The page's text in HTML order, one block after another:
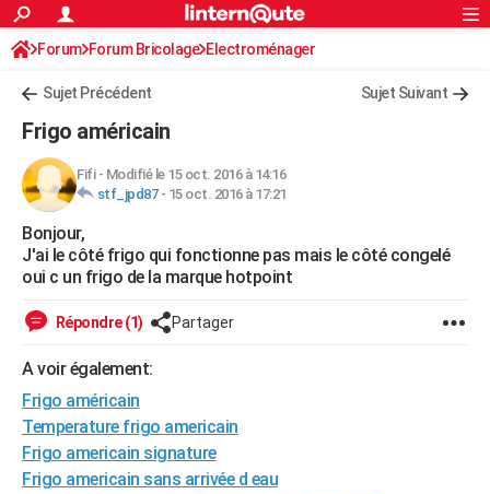
ACTUALITÉS
Politique
Société
Faits Divers
Education
Monde
Villes
+
FINANCE
Retraite
Impôts
Epargne
Immobilier
Risques naturels par ville
Banque
Assurance
Crédit
AUTO
Essais
Réserver un essai
Citadines
Berlines
SUV
Forum auto
+HIGH-TECH
Mobiles
Meilleur smartphone
Internet
Ordinateurs
Jeux vidéo
Guide high-tech
+
Forum
Aménagement intérieur
Extérieur
Cuisine
Salle de bains
Jardinage
Rangement
WEEK-END
Guides de France
Escapades
Patrimoine
Expositions
Musées
Week-end nature
+LIFESTYLE
Art de vivre
Bien-être
Loisirs
Mode
Modes de vie
SANTE
Alimentation
Guide de la santé
Maladies
Médicaments
Sommeil
VOYAGE
S'inscrire
Connexion
Forum Forum Bricolage Electroménager
Sujet Précédent Sujet Suivant
Frigo américain
Fifi- Modifié le 15 oct. 2016 à 14:16
stf_jpd87- 15 oct. 2016 à 17:21
Bonjour,
J'ai le côté frigo qui fonctionne pas mais le côté congelé
oui c un frigo de la marque hotpoint
Répondre (1) Partager
A voir également:
Frigo américain
Temperature frigo americain
Frigo americain signature
Frigo americain sans arrivée d eau